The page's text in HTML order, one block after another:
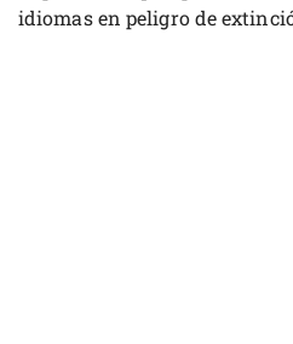
idiomas en peligro de